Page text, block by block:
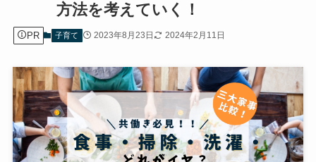
方法を考えていく！
PR 子育て 2023年8月23日 2024年2月11日